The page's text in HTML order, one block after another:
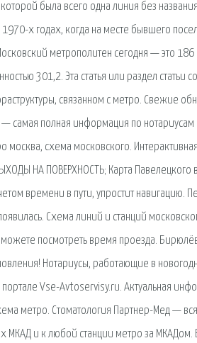
была всего одна линия без
х годах, когда на месте бывшего
метрополитен сегодня — это 186
301,2. Эта статья или раздел статьи
связанном с метро. Свежие
самая полная информация по нотариусам
схема московского.
НА ПОВЕРХНОСТЬ; Карта Павелецкого
времени в пути, упростит навигацию.
Схема линий и станций
посмотреть время проезда.
Нотариусы, работающие в
Vse-Аvtoservisy.ru. Актуальная
метро. Стоматология Партнер-Мед —
МКАД и к любой станции метро за МКАДом.